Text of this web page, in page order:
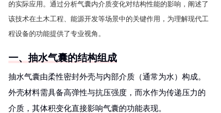
的实际应用。通过分析气囊内介质变化对结构性能的影响，阐述了
该技术在土木工程、能源开发等场景中的关键作用，为理解现代工
程设备的功能提供了专业视角。
一、抽水气囊的结构组成
抽水气囊由柔性密封外壳与内部介质（通常为水）构成。
外壳材料需具备高弹性与抗压强度，而水作为传递压力的
介质，其体积变化直接影响气囊的功能表现。